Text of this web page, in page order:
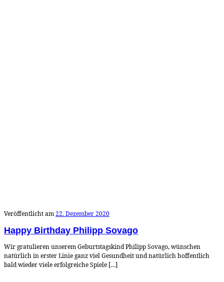
Veröffentlicht am22. Dezember 2020
Happy Birthday Philipp Sovago
Wir gratulieren unserem Geburtstagskind Philipp Sovago, wünschen
natürlich in erster Linie ganz viel Gesundheit und natürlich hoffentlich
bald wieder viele erfolgreiche Spiele […]